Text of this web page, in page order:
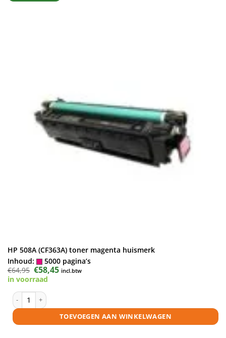
HP 508A (CF363A) toner magenta huismerk
Inhoud:
5000 pagina’s
€64,95 Oorspronkelijke
prijs
was:
€58,45Huidige
prijs
incl.btw
in voorraad
HP 508A (CF363A) toner magenta huismerk aantal
TOEVOEGEN AAN WINKELWAGEN